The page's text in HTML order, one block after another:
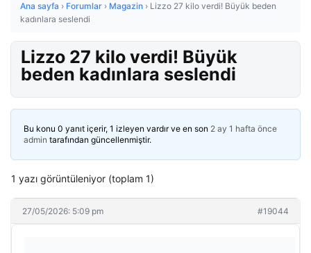
Ana sayfa › Forumlar › Magazin › Lizzo 27 kilo verdi! Büyük beden
kadınlara seslendi
Lizzo 27 kilo verdi! Büyük
beden kadınlara seslendi
Bu konu 0 yanıt içerir, 1 izleyen vardır ve en son 2 ay 1 hafta önce
admin tarafından güncellenmiştir.
1 yazı görüntüleniyor (toplam 1)
27/05/2026: 5:09 pm #19044